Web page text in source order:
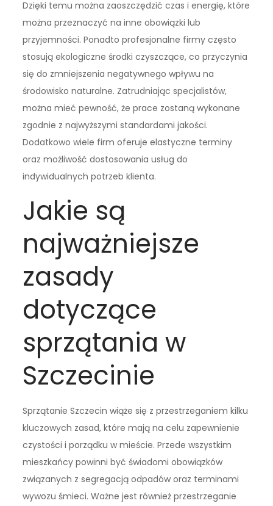
Dzięki temu można zaoszczędzić czas i energię, które
można przeznaczyć na inne obowiązki lub
przyjemności. Ponadto profesjonalne firmy często
stosują ekologiczne środki czyszczące, co przyczynia
się do zmniejszenia negatywnego wpływu na
środowisko naturalne. Zatrudniając specjalistów,
można mieć pewność, że prace zostaną wykonane
zgodnie z najwyższymi standardami jakości.
Dodatkowo wiele firm oferuje elastyczne terminy
oraz możliwość dostosowania usług do
indywidualnych potrzeb klienta.
Jakie są
najważniejsze
zasady
dotyczące
sprzątania w
Szczecinie
Sprzątanie Szczecin wiąże się z przestrzeganiem kilku
kluczowych zasad, które mają na celu zapewnienie
czystości i porządku w mieście. Przede wszystkim
mieszkańcy powinni być świadomi obowiązków
związanych z segregacją odpadów oraz terminami
wywozu śmieci. Ważne jest również przestrzeganie